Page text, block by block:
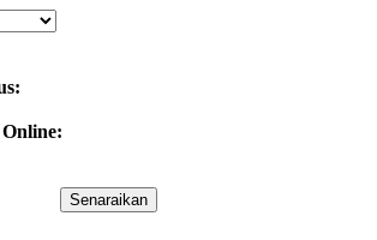
Senaraikan